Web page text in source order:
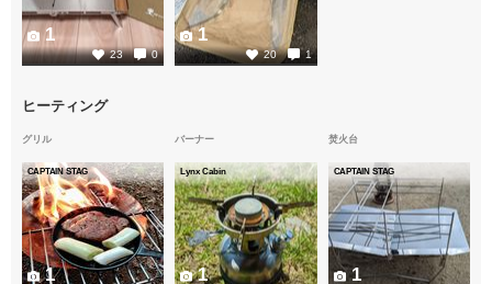
23 0
1
20 1
1
ヒーティング
グリル
CAPTAIN STAG
1
バーナー
Lynx Cabin
1
焚火台
CAPTAIN STAG
1